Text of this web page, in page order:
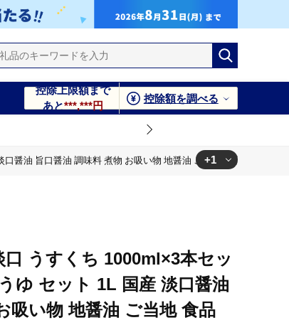
控除上限額まで
あと***,***円
控除額を調べる
醤油 旨口醤油 調味料 煮物 お吸い物 地醤油 ご当地 食品 F6P-1799
+1
うすくち 1000ml×3本セッ
ゆ セット 1L 国産 淡口醤油
吸い物 地醤油 ご当地 食品